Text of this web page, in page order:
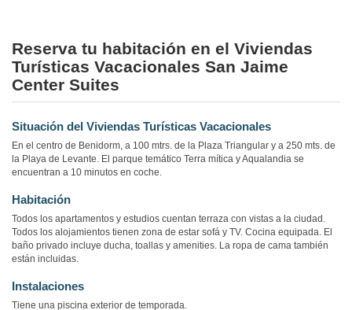
Reserva tu habitación en el Viviendas
Turísticas Vacacionales San Jaime
Center Suites
Situación del Viviendas Turísticas Vacacionales
En el centro de Benidorm, a 100 mtrs. de la Plaza Triangular y a 250 mts. de
la Playa de Levante. El parque temático Terra mítica y Aqualandia se
encuentran a 10 minutos en coche.
Habitación
Todos los apartamentos y estudios cuentan terraza con vistas a la ciudad.
Todos los alojamientos tienen zona de estar sofá y TV. Cocina equipada. El
baño privado incluye ducha, toallas y amenities. La ropa de cama también
están incluidas.
Instalaciones
Tiene una piscina exterior de temporada.